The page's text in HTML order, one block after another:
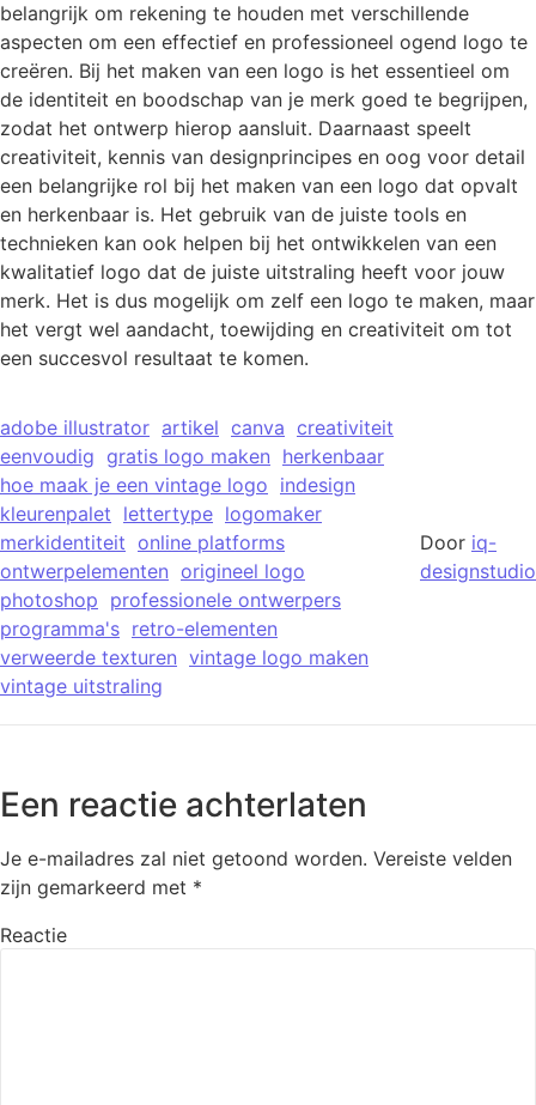
belangrijk om rekening te houden met verschillende
aspecten om een effectief en professioneel ogend logo te
creëren. Bij het maken van een logo is het essentieel om
de identiteit en boodschap van je merk goed te begrijpen,
zodat het ontwerp hierop aansluit. Daarnaast speelt
creativiteit, kennis van designprincipes en oog voor detail
een belangrijke rol bij het maken van een logo dat opvalt
en herkenbaar is. Het gebruik van de juiste tools en
technieken kan ook helpen bij het ontwikkelen van een
kwalitatief logo dat de juiste uitstraling heeft voor jouw
merk. Het is dus mogelijk om zelf een logo te maken, maar
het vergt wel aandacht, toewijding en creativiteit om tot
een succesvol resultaat te komen.
adobe illustrator artikel canva creativiteit
eenvoudig gratis logo maken herkenbaar
hoe maak je een vintage logo indesign
kleurenpalet lettertype logomaker
merkidentiteit online platforms
ontwerpelementen origineel logo
photoshop professionele ontwerpers
programma's retro-elementen
verweerde texturen vintage logo maken
vintage uitstraling
Door iq-
designstudio
Een reactie achterlaten
Je e-mailadres zal niet getoond worden. Vereiste velden
zijn gemarkeerd met *
Reactie